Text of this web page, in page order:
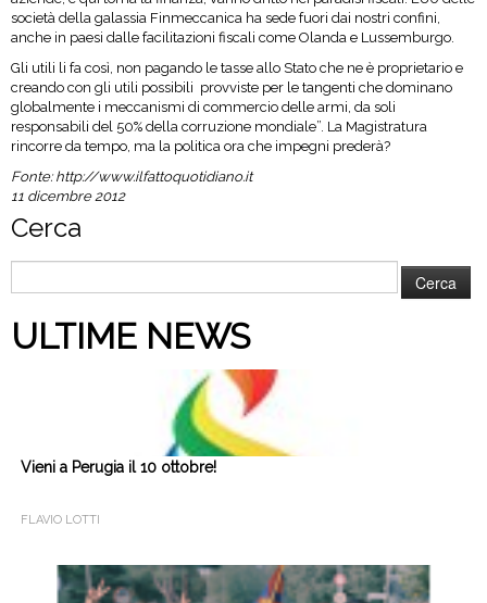
società della galassia Finmeccanica ha sede fuori dai nostri confini,
anche in paesi dalle facilitazioni fiscali come Olanda e Lussemburgo.
Gli utili li fa così, non pagando le tasse allo Stato che ne è proprietario e
creando con gli utili possibili provviste per le tangenti che dominano
globalmente i meccanismi di commercio delle armi, da soli
responsabili del 50% della corruzione mondiale”. La Magistratura
rincorre da tempo, ma la politica ora che impegni prederà?
Fonte:http://www.ilfattoquotidiano.it
11 dicembre 2012
Cerca
per:
ULTIME NEWS
Vieni a Perugia il 10 ottobre!
FLAVIO LOTTI